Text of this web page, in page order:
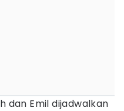
dan Emil dijadwalkan